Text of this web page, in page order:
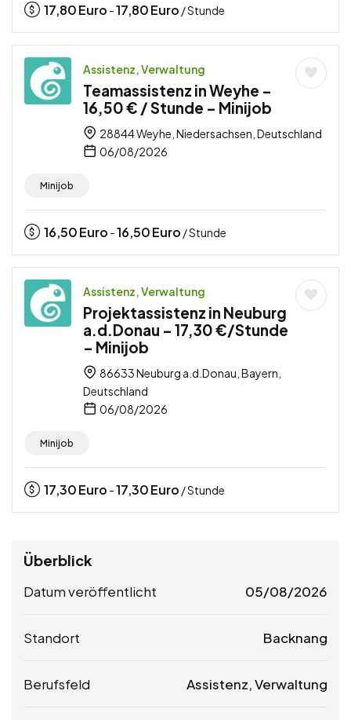
17,80Euro -17,80Euro / Stunde
Assistenz, Verwaltung
Teamassistenz in Weyhe –
16,50 € / Stunde – Minijob
28844 Weyhe, Niedersachsen, Deutschland
06/08/2026
Minijob
16,50Euro -16,50Euro / Stunde
Assistenz, Verwaltung
Projektassistenz in Neuburg
a.d.Donau – 17,30 €/Stunde
– Minijob
86633 Neuburg a.d.Donau, Bayern,
Deutschland
06/08/2026
Minijob
17,30Euro -17,30Euro / Stunde
Überblick
Datum veröffentlicht 05/08/2026
Standort Backnang
Berufsfeld Assistenz, Verwaltung